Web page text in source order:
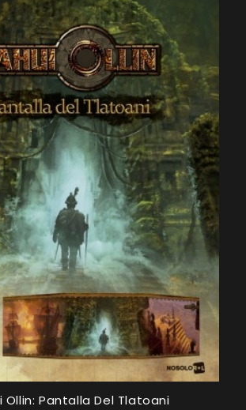
Ollin: Pantalla Del Tlatoani